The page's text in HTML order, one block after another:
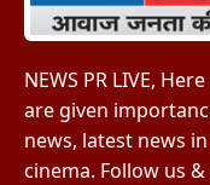
NEWS PR LIVE,
are given
news, latest news
cinema. Follow us